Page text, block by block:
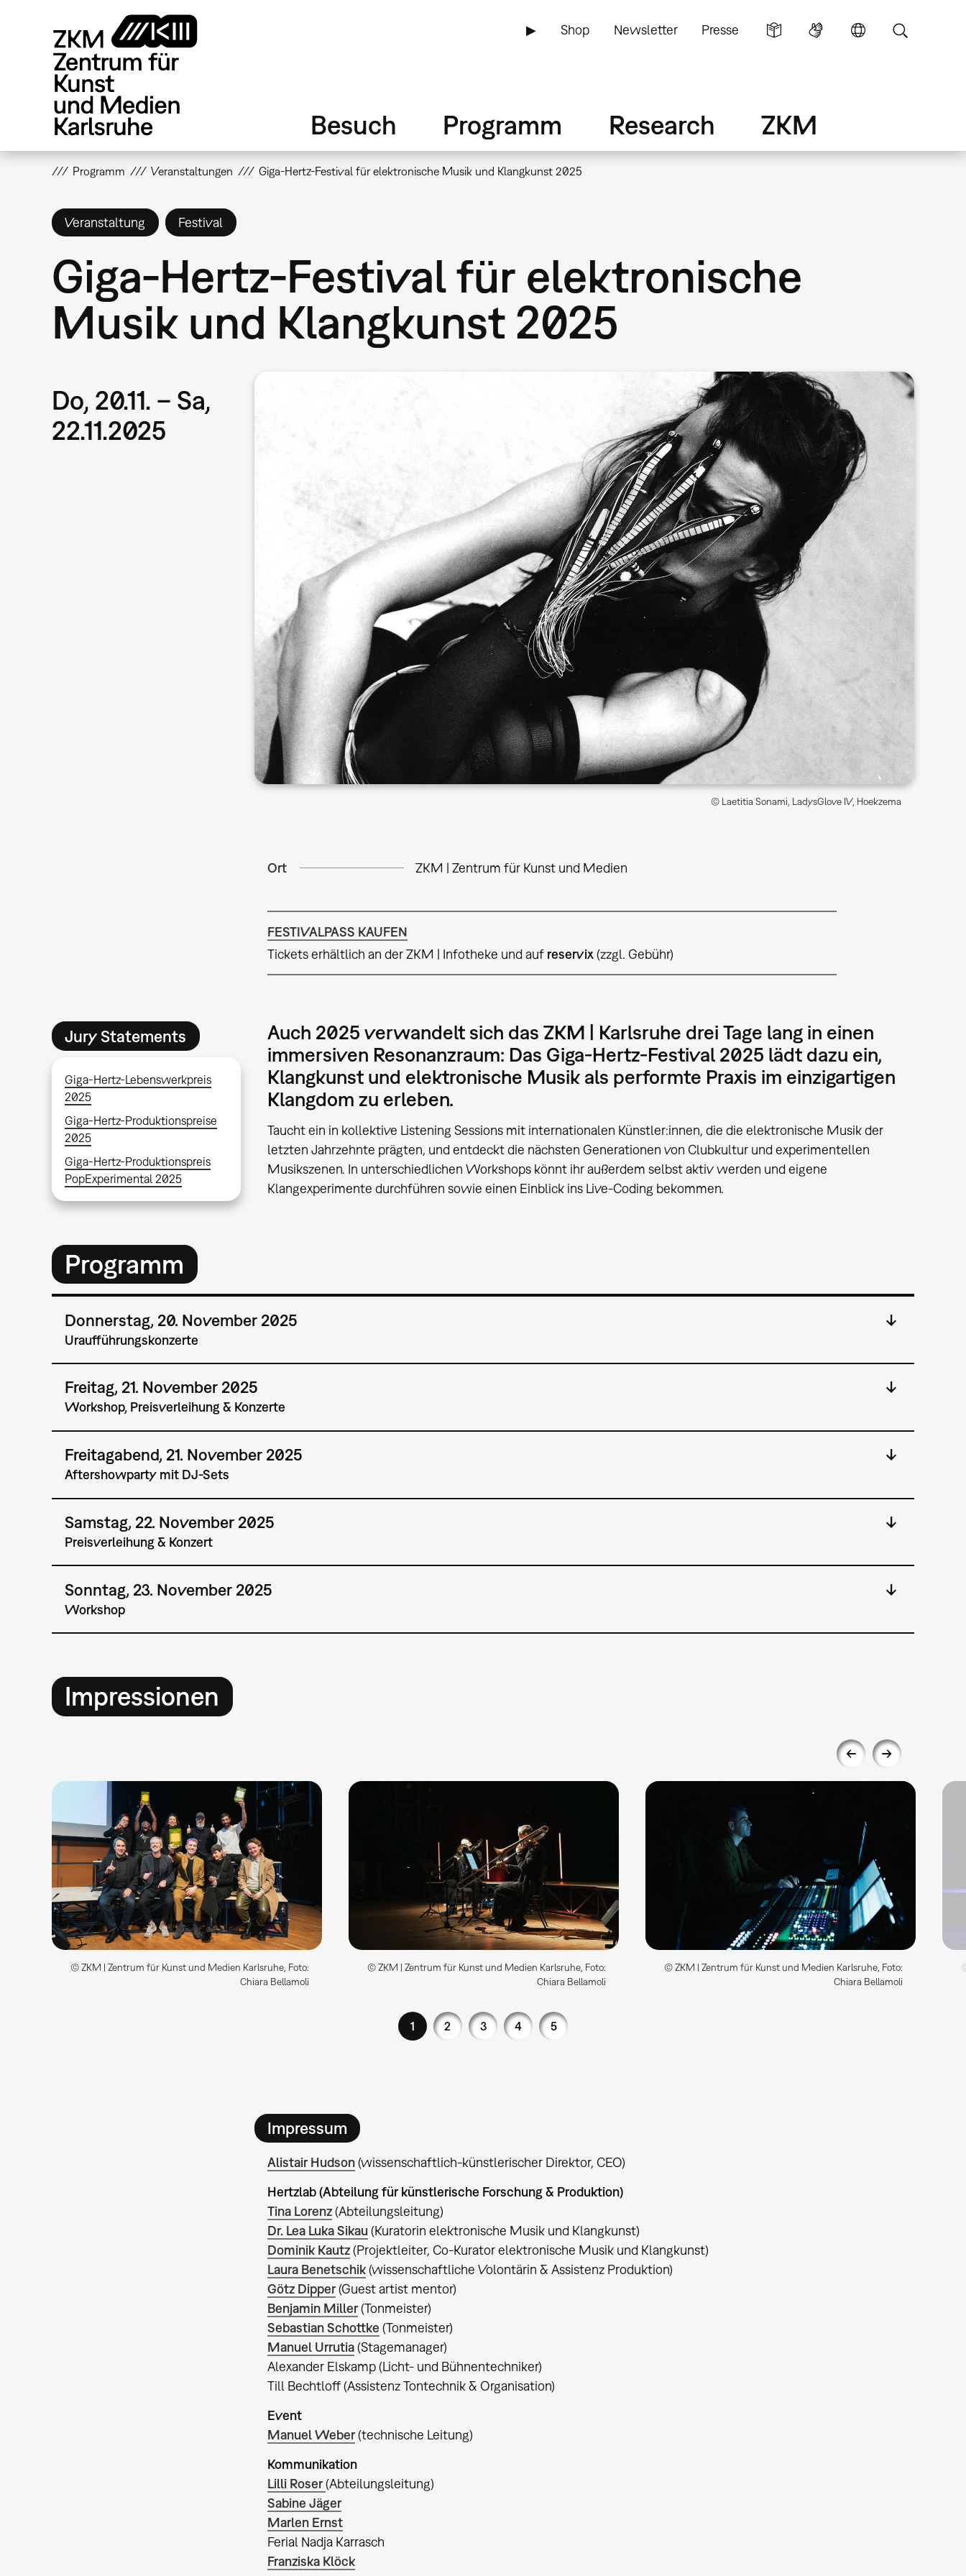
▶ Shop Newsletter Presse
Besuch Programm Research ZKM
Programm Veranstaltungen Giga-Hertz-Festival für elektronische Musik und Klangkunst 2025
Veranstaltung Festival
Giga-Hertz-Festival für elektronische
Musik und Klangkunst 2025
Do, 20.11. – Sa,
22.11.2025
© Laetitia Sonami, LadysGlove IV, Hoekzema
Ort ZKM | Zentrum für Kunst und Medien
FESTIVALPASS KAUFEN
Tickets erhältlich an der ZKM | Infotheke und auf reservix(zzgl. Gebühr)
Jury Statements
Giga-Hertz-Lebenswerkpreis
2025
Giga-Hertz-Produktionspreise
2025
Giga-Hertz-Produktionspreis
PopExperimental 2025
Auch 2025 verwandelt sich das ZKM | Karlsruhe drei Tage lang in einen
immersiven Resonanzraum: Das Giga-Hertz-Festival 2025 lädt dazu ein,
Klangkunst und elektronische Musik als performte Praxis im einzigartigen
Klangdom zu erleben.
Taucht ein in kollektive Listening Sessions mit internationalen Künstler:innen, die die elektronische Musik der
letzten Jahrzehnte prägten, und entdeckt die nächsten Generationen von Clubkultur und experimentellen
Musikszenen. In unterschiedlichen Workshops könnt ihr außerdem selbst aktiv werden und eigene
Klangexperimente durchführen sowie einen Einblick ins Live-Coding bekommen.
Programm
Donnerstag, 20. November 2025
Uraufführungskonzerte
Freitag, 21. November 2025
Workshop, Preisverleihung & Konzerte
Freitagabend, 21. November 2025
Aftershowparty mit DJ-Sets
Samstag, 22. November 2025
Preisverleihung & Konzert
Sonntag, 23. November 2025
Workshop
Impressionen
© ZKM | Zentrum für Kunst und Medien Karlsruhe, Foto:
Chiara Bellamoli
© ZKM | Zentrum für Kunst und Medien Karlsruhe, Foto:
Chiara Bellamoli
© ZKM | Zentrum für Kunst und Medien Karlsruhe, Foto:
Chiara Bellamoli
1 2 3 4 5
Impressum
Alistair Hudson(wissenschaftlich-künstlerischer Direktor, CEO)
Hertzlab (Abteilung für künstlerische Forschung & Produktion)
Tina Lorenz(Abteilungsleitung)
Dr. Lea Luka Sikau(Kuratorin elektronische Musik und Klangkunst)
Dominik Kautz(Projektleiter, Co-Kurator elektronische Musik und Klangkunst)
Laura Benetschik(wissenschaftliche Volontärin & Assistenz Produktion)
Götz Dipper(Guest artist mentor)
Benjamin Miller(Tonmeister)
Sebastian Schottke (Tonmeister)
Manuel Urrutia(Stagemanager)
Alexander Elskamp (Licht- und Bühnentechniker)
Till Bechtloff (Assistenz Tontechnik & Organisation)
Event
Manuel Weber(technische Leitung)
Kommunikation
Lilli Roser(Abteilungsleitung)
Sabine Jäger
Marlen Ernst
Ferial Nadja Karrasch
Franziska Klöck